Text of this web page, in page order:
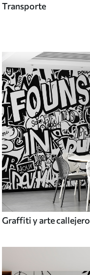
Transporte
Graffiti y arte callejero